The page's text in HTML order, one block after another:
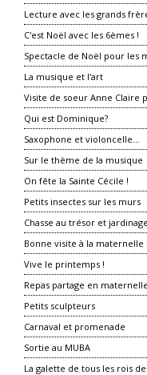
Lecture avec les grands
C'est Noël avec les 6èmes !
Spectacle de Noël pour les
La musique et l'art
Visite de soeur Anne Claire
Qui est Dominique?
Saxophone et violoncelle...
Sur le thème de la musique
On fête la Sainte Cécile !
Petits insectes sur les murs
Chasse au trésor et jardinage
Bonne visite à la maternelle !
Vive le printemps !
Repas partage en maternelle
Petits sculpteurs
Carnaval et promenade
Sortie au MUBA
La galette de tous les rois